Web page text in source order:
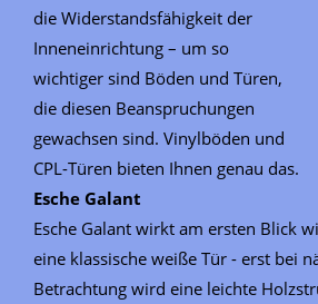
die Widerstandsfähigkeit der
Inneneinrichtung – um so
wichtiger sind Böden und Türen,
die diesen Beanspruchungen
gewachsen sind. Vinylböden und
CPL-Türen bieten Ihnen genau das.
Esche Galant
Esche Galant wirkt am ersten Blick
eine klassische weiße Tür - erst bei
Betrachtung wird eine leichte